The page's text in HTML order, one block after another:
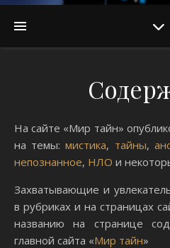
На сайте «Мир тайн» опубликованы интересные статьи
на темы:мистика, тайны,
непознанное, НЛО и
Захватывающие и
в рубриках и на страницах
названию на странице
главной сайта «Мир тайн»